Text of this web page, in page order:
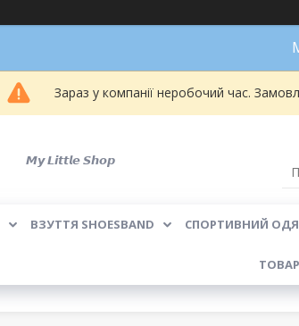
Зараз у компанії неробочий час.
𝙈𝙮 𝙇𝙞𝙩𝙩𝙡𝙚 𝙎𝙝𝙤𝙥
ВЗУТТЯ SHOESBAND СПОРТИВНИЙ